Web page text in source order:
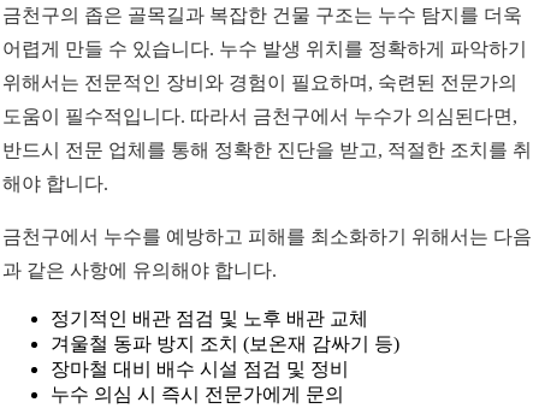
금천구의 좁은 골목길과 복잡한 건물 구조는 누수 탐지를 더욱
어렵게 만들 수 있습니다. 누수 발생 위치를 정확하게 파악하기
위해서는 전문적인 장비와 경험이 필요하며, 숙련된 전문가의
도움이 필수적입니다. 따라서 금천구에서 누수가 의심된다면,
반드시 전문 업체를 통해 정확한 진단을 받고, 적절한 조치를 취
해야 합니다.
금천구에서 누수를 예방하고 피해를 최소화하기 위해서는 다음
과 같은 사항에 유의해야 합니다.
정기적인 배관 점검 및 노후 배관 교체
겨울철 동파 방지 조치 (보온재 감싸기 등)
장마철 대비 배수 시설 점검 및 정비
누수 의심 시 즉시 전문가에게 문의